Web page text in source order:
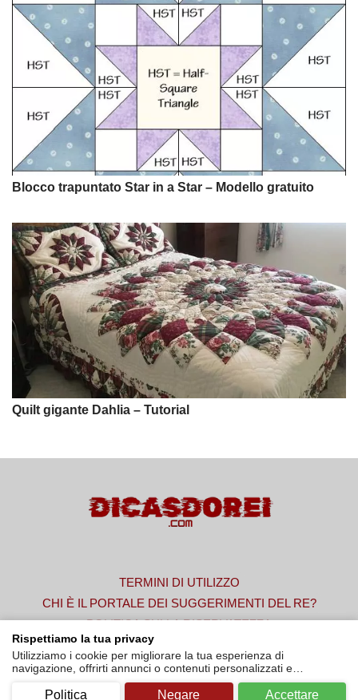
Blocco trapuntato Star in a Star – Modello gratuito
Quilt gigante Dahlia – Tutorial
TERMINI DI UTILIZZO
CHI È IL PORTALE DEI SUGGERIMENTI DEL RE?
POLITICA SULLA RISERVATEZZA
CONTATTO
© 2022 - 2025. Consigli dal Re. Tutti i diritti riservati
Rispettiamo la tua privacy
Utilizziamo i cookie per migliorare la tua esperienza di
navigazione, offrirti annunci o contenuti personalizzati e
analizzare il nostro traffico. Facendo clicAccettare, acconsenti al
nostro utilizzo dei cookie.
Politica Negare Accettare